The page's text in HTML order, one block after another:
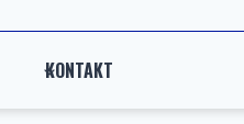
KONTAKT